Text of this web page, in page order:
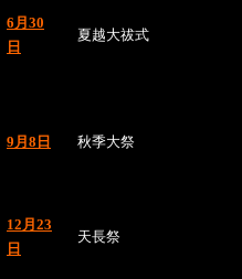
6月30
日
夏越大祓式
9月8日 秋季大祭
12月23
日
天長祭